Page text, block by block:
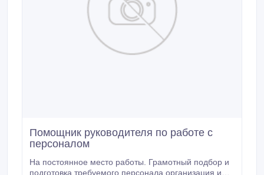
Помощник руководителя по работе с
персоналом
На постоянное место работы. Грамотный подбор и
подготовка требуемого персонала организация и